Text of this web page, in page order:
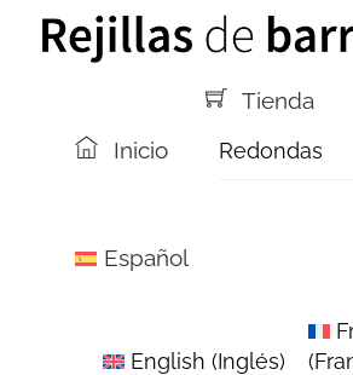
SaltarMenú
Inicio
Tienda
Redondas
Español
English (Inglés)
(